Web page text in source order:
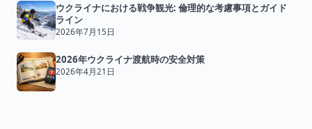
ウクライナにおける戦争観光: 倫理的な考慮事項とガイド
ライン
2026年7月15日
2026年ウクライナ渡航時の安全対策
2026年4月21日